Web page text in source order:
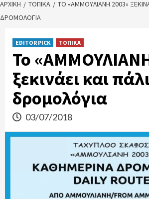
ΑΡΧΙΚΉ ΤΟΠΙΚΑ
ΤΟ «ΑΜΜΟΥΛΙΑΝΗ 2003»
ΔΡΟΜΟΛΌΓΙΑ
EDITOR PICK ΤΟΠΙΚΑ
Το
ξεκινάει και
δρομολόγια
03/07/2018